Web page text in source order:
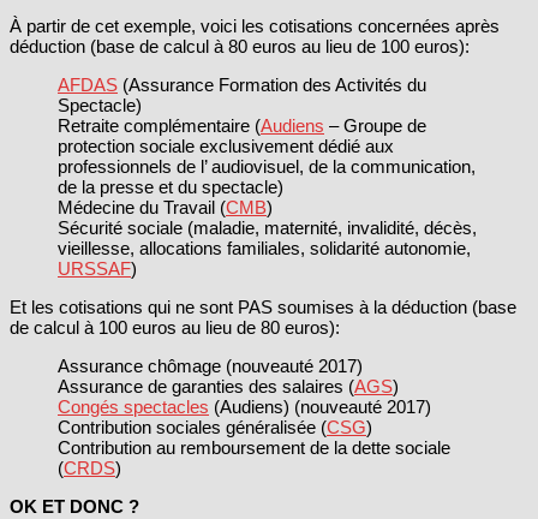
À partir de cet exemple, voici les cotisations concernées après
déduction (base de calcul à 80 euros au lieu de 100 euros):
AFDAS (Assurance Formation des Activités du
Spectacle)
Retraite complémentaire (Audiens – Groupe de
protection sociale exclusivement dédié aux
professionnels de l’ audiovisuel, de la communication,
de la presse et du spectacle)
Médecine du Travail (CMB)
Sécurité sociale (maladie, maternité, invalidité, décès,
vieillesse, allocations familiales, solidarité autonomie,
URSSAF)
Et les cotisations qui ne sont PAS soumises à la déduction (base
de calcul à 100 euros au lieu de 80 euros):
Assurance chômage (nouveauté 2017)
Assurance de garanties des salaires (AGS)
Congés spectacles (Audiens) (nouveauté 2017)
Contribution sociales généralisée (CSG)
Contribution au remboursement de la dette sociale
(CRDS)
OK ET DONC ?